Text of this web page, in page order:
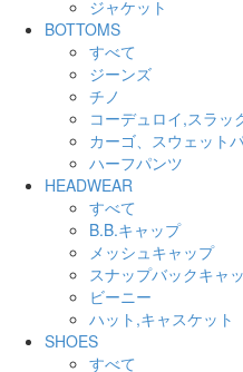
ジャケット
BOTTOMS
すべて
ジーンズ
チノ
コーデュロイ,スラッ
カーゴ、スウェット
ハーフパンツ
HEADWEAR
すべて
B.B.キャップ
メッシュキャップ
スナップバックキャ
ビーニー
ハット,キャスケット
SHOES
すべて